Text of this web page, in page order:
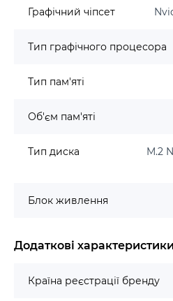
Графічний чіпсет
Тип графічного процесора
Тип пам'яті
Об'єм пам'яті
Тип диска
M.2
Блок живлення
Додаткові характеристики
Країна реєстрації бренду